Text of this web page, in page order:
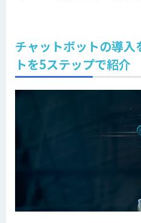
チャットボットの導
トを5ステップで紹介